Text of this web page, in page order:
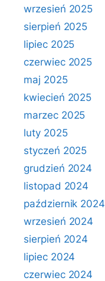
wrzesień 2025
sierpień 2025
lipiec 2025
czerwiec 2025
maj 2025
kwiecień 2025
marzec 2025
luty 2025
styczeń 2025
grudzień 2024
listopad 2024
październik 2024
wrzesień 2024
sierpień 2024
lipiec 2024
czerwiec 2024